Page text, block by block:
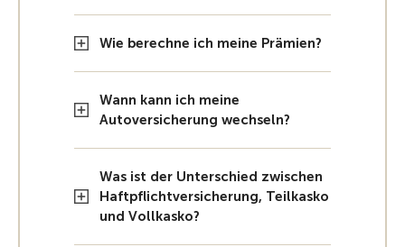
Wie berechne ich meine Prämien?
Wann kann ich meine
Autoversicherung wechseln?
Was ist der Unterschied zwischen
Haftpflichtversicherung, Teilkasko
und Vollkasko?